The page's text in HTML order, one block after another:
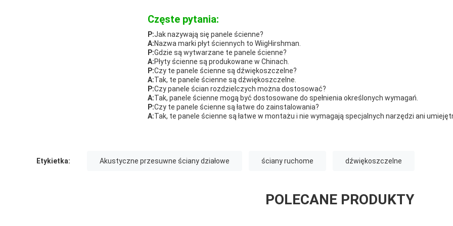
Częste pytania:
P:Jak nazywają się panele ścienne?
A:Nazwa marki płyt ściennych to WiigHirshman.
P:Gdzie są wytwarzane te panele ścienne?
A:Płyty ścienne są produkowane w Chinach.
P:Czy te panele ścienne są dźwiękoszczelne?
A:Tak, te panele ścienne są dźwiękoszczelne.
P:Czy panele ścian rozdzielczych można dostosować?
A:Tak, panele ścienne mogą być dostosowane do spełnienia określonych wymagań.
P:Czy te panele ścienne są łatwe do zainstalowania?
A:Tak, te panele ścienne są łatwe w montażu i nie wymagają specjalnych narzędzi ani
Etykietka: Akustyczne przesuwne ściany działowe ściany ruchome dźwiękoszczelne
POLECANE PRODUKTY